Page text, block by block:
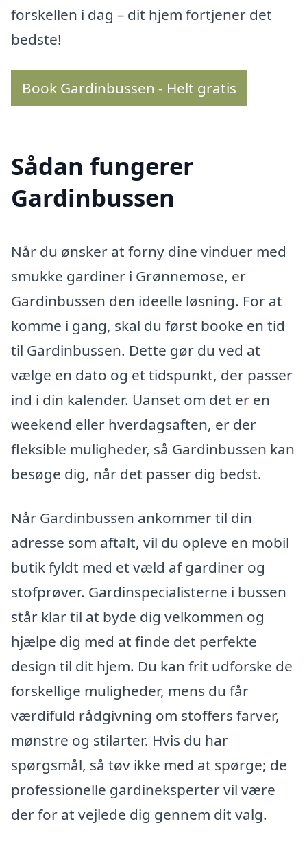
forskellen i dag – dit hjem fortjener det
bedste!
Book Gardinbussen - Helt gratis
Sådan fungerer
Gardinbussen
Når du ønsker at forny dine vinduer med
smukke gardiner i Grønnemose, er
Gardinbussen den ideelle løsning. For at
komme i gang, skal du først booke en tid
til Gardinbussen. Dette gør du ved at
vælge en dato og et tidspunkt, der passer
ind i din kalender. Uanset om det er en
weekend eller hverdagsaften, er der
fleksible muligheder, så Gardinbussen kan
besøge dig, når det passer dig bedst.
Når Gardinbussen ankommer til din
adresse som aftalt, vil du opleve en mobil
butik fyldt med et væld af gardiner og
stofprøver. Gardinspecialisterne i bussen
står klar til at byde dig velkommen og
hjælpe dig med at finde det perfekte
design til dit hjem. Du kan frit udforske de
forskellige muligheder, mens du får
værdifuld rådgivning om stoffers farver,
mønstre og stilarter. Hvis du har
spørgsmål, så tøv ikke med at spørge; de
professionelle gardineksperter vil være
der for at vejlede dig gennem dit valg.